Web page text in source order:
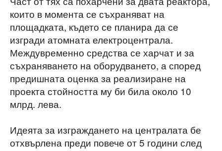
които в момента се съхраняват на
площадката, където се планира да се
изгради атомната електроцентрала.
Междувременно средства се харчат и за
съхраняването на оборудването, а според
предишната оценка за реализиране на
проекта стойността му би била около 10
млрд. лева.
Идеята за изграждането на централата бе
отхвърлена преди повече от 5 години след